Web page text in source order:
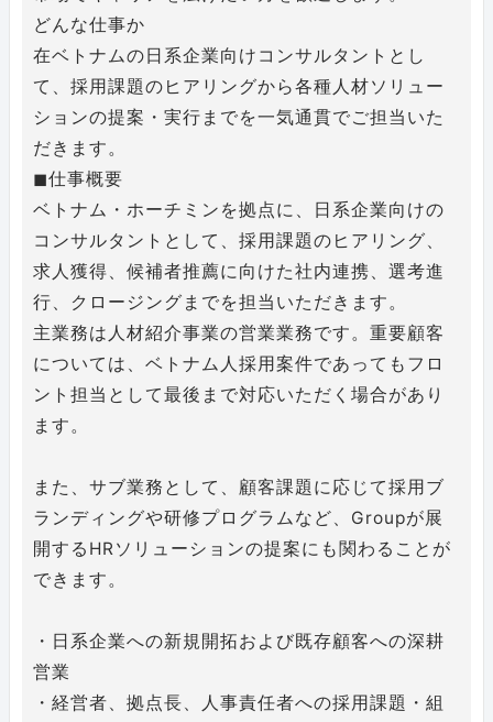
どんな仕事か
在ベトナムの日系企業向けコンサルタントとし
て、採用課題のヒアリングから各種人材ソリュー
ションの提案・実行までを一気通貫でご担当いた
だきます。
◼︎仕事概要
ベトナム・ホーチミンを拠点に、日系企業向けの
コンサルタントとして、採用課題のヒアリング、
求人獲得、候補者推薦に向けた社内連携、選考進
行、クロージングまでを担当いただきます。
主業務は人材紹介事業の営業業務です。重要顧客
については、ベトナム人採用案件であってもフロ
ント担当として最後まで対応いただく場合があり
ます。
また、サブ業務として、顧客課題に応じて採用ブ
ランディングや研修プログラムなど、Groupが展
開するHRソリューションの提案にも関わることが
できます。
・日系企業への新規開拓および既存顧客への深耕
営業
・経営者、拠点長、人事責任者への採用課題・組